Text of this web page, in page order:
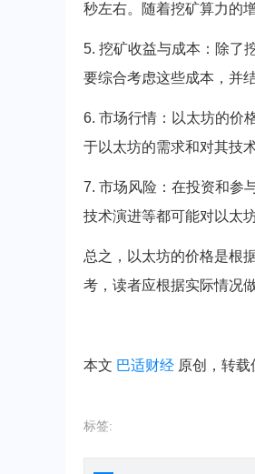
秒左右。随着挖矿算力的
5. 挖矿收益与成本：除了
要综合考虑这些成本，并
6. 市场行情：以太坊的价
于以太坊的需求和对其技
7. 市场风险：在投资和参
技术演进等都可能对以太
总之，以太坊的价格是根
考，读者应根据实际情况
本文 巴适财经 原创，转载
标签: